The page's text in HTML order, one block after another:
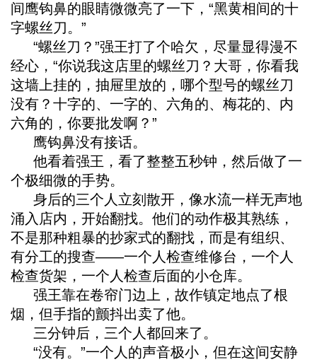
间鹰钩鼻的眼睛微微亮了一下，“黑黄相间的十
字螺丝刀。”
“螺丝刀？”强王打了个哈欠，尽量显得漫不
经心，“你说我这店里的螺丝刀？大哥，你看我
这墙上挂的，抽屉里放的，哪个型号的螺丝刀
没有？十字的、一字的、六角的、梅花的、内
六角的，你要批发啊？”
鹰钩鼻没有接话。
他看着强王，看了整整五秒钟，然后做了一
个极细微的手势。
身后的三个人立刻散开，像水流一样无声地
涌入店内，开始翻找。他们的动作极其熟练，
不是那种粗暴的抄家式的翻找，而是有组织、
有分工的搜查——一个人检查维修台，一个人
检查货架，一个人检查后面的小仓库。
强王靠在卷帘门边上，故作镇定地点了根
烟，但手指的颤抖出卖了他。
三分钟后，三个人都回来了。
“没有。”一个人的声音极小，但在这间安静